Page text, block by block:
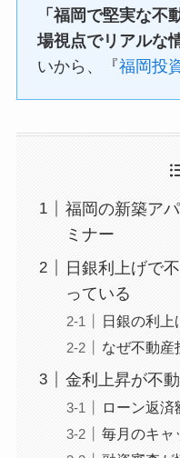
「福岡で堅実な不
場視点でリアルな
いから、『福岡投
福岡の新築ア
ミナー
日銀利上げで
っている
日銀の利上
なぜ不動産
金利上昇が不
ローン返済
毎月のキャ